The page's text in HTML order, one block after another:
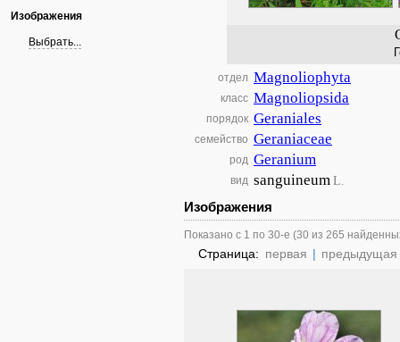
Изображения
Выбрать...
отдел Magnoliophyta
класс Magnoliopsida
порядок Geraniales
семейство Geraniaceae
род Geranium
вид sanguineumL.
Изображения
Показано с 1 по 30-е (30 из 265
Страница: первая | предыдущая